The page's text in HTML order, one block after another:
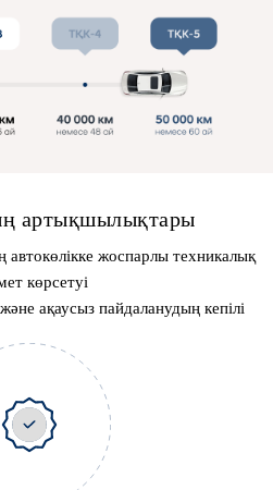
артықшылықтары
автокөлікке жоспарлы техникалық
көрсетуі
ақаусыз пайдаланудың кепілі